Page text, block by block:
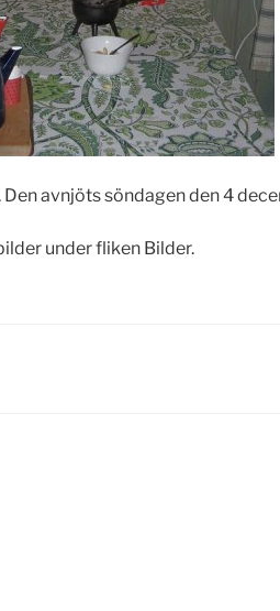
avnjöts söndagen den 4
under fliken Bilder.